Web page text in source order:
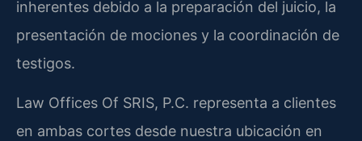
inherentes debido a la preparación del juicio, la
presentación de mociones y la coordinación de
testigos.
Law Offices Of SRIS, P.C. representa a clientes
en ambas cortes desde nuestra ubicación en